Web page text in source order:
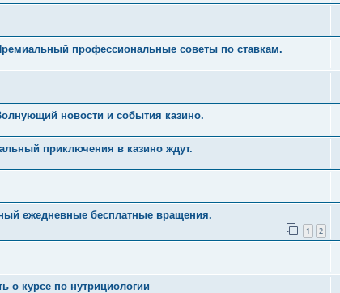
профессиональные советы по ставкам.
новости и события казино.
приключения в казино ждут.
ежедневные бесплатные вращения.
1 2
о курсе по нутрициологии